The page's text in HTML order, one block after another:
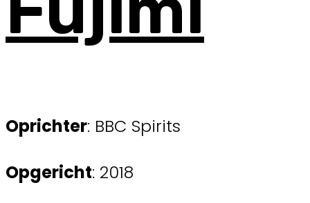
Oprichter: BBC Spirits
Opgericht: 2018